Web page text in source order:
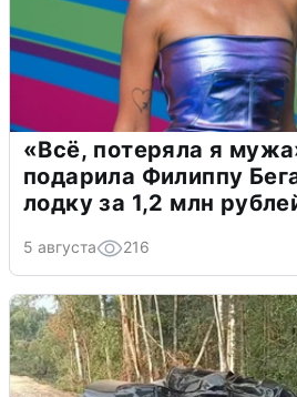
«Всё, потеряла я
подарила Филиппу
лодку за 1,2 млн
5 августа 216